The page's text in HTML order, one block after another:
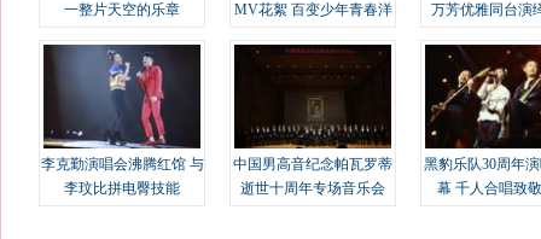
一整片天空的乐章
MV花絮 百变少年青春洋
万芳优雅同台演
李克勤演唱会沸腾红馆 与
李玟比拼电臀技能
中国男高音纪念帕瓦罗蒂
逝世十周年专场音乐会
黑豹乐队30周年
幕 千人合唱致